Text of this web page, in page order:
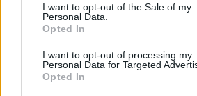
I want to opt-out of the Sale of my
Personal Data.
Opted In
I want to opt-out of processing my
Personal Data for Targeted
Opted In